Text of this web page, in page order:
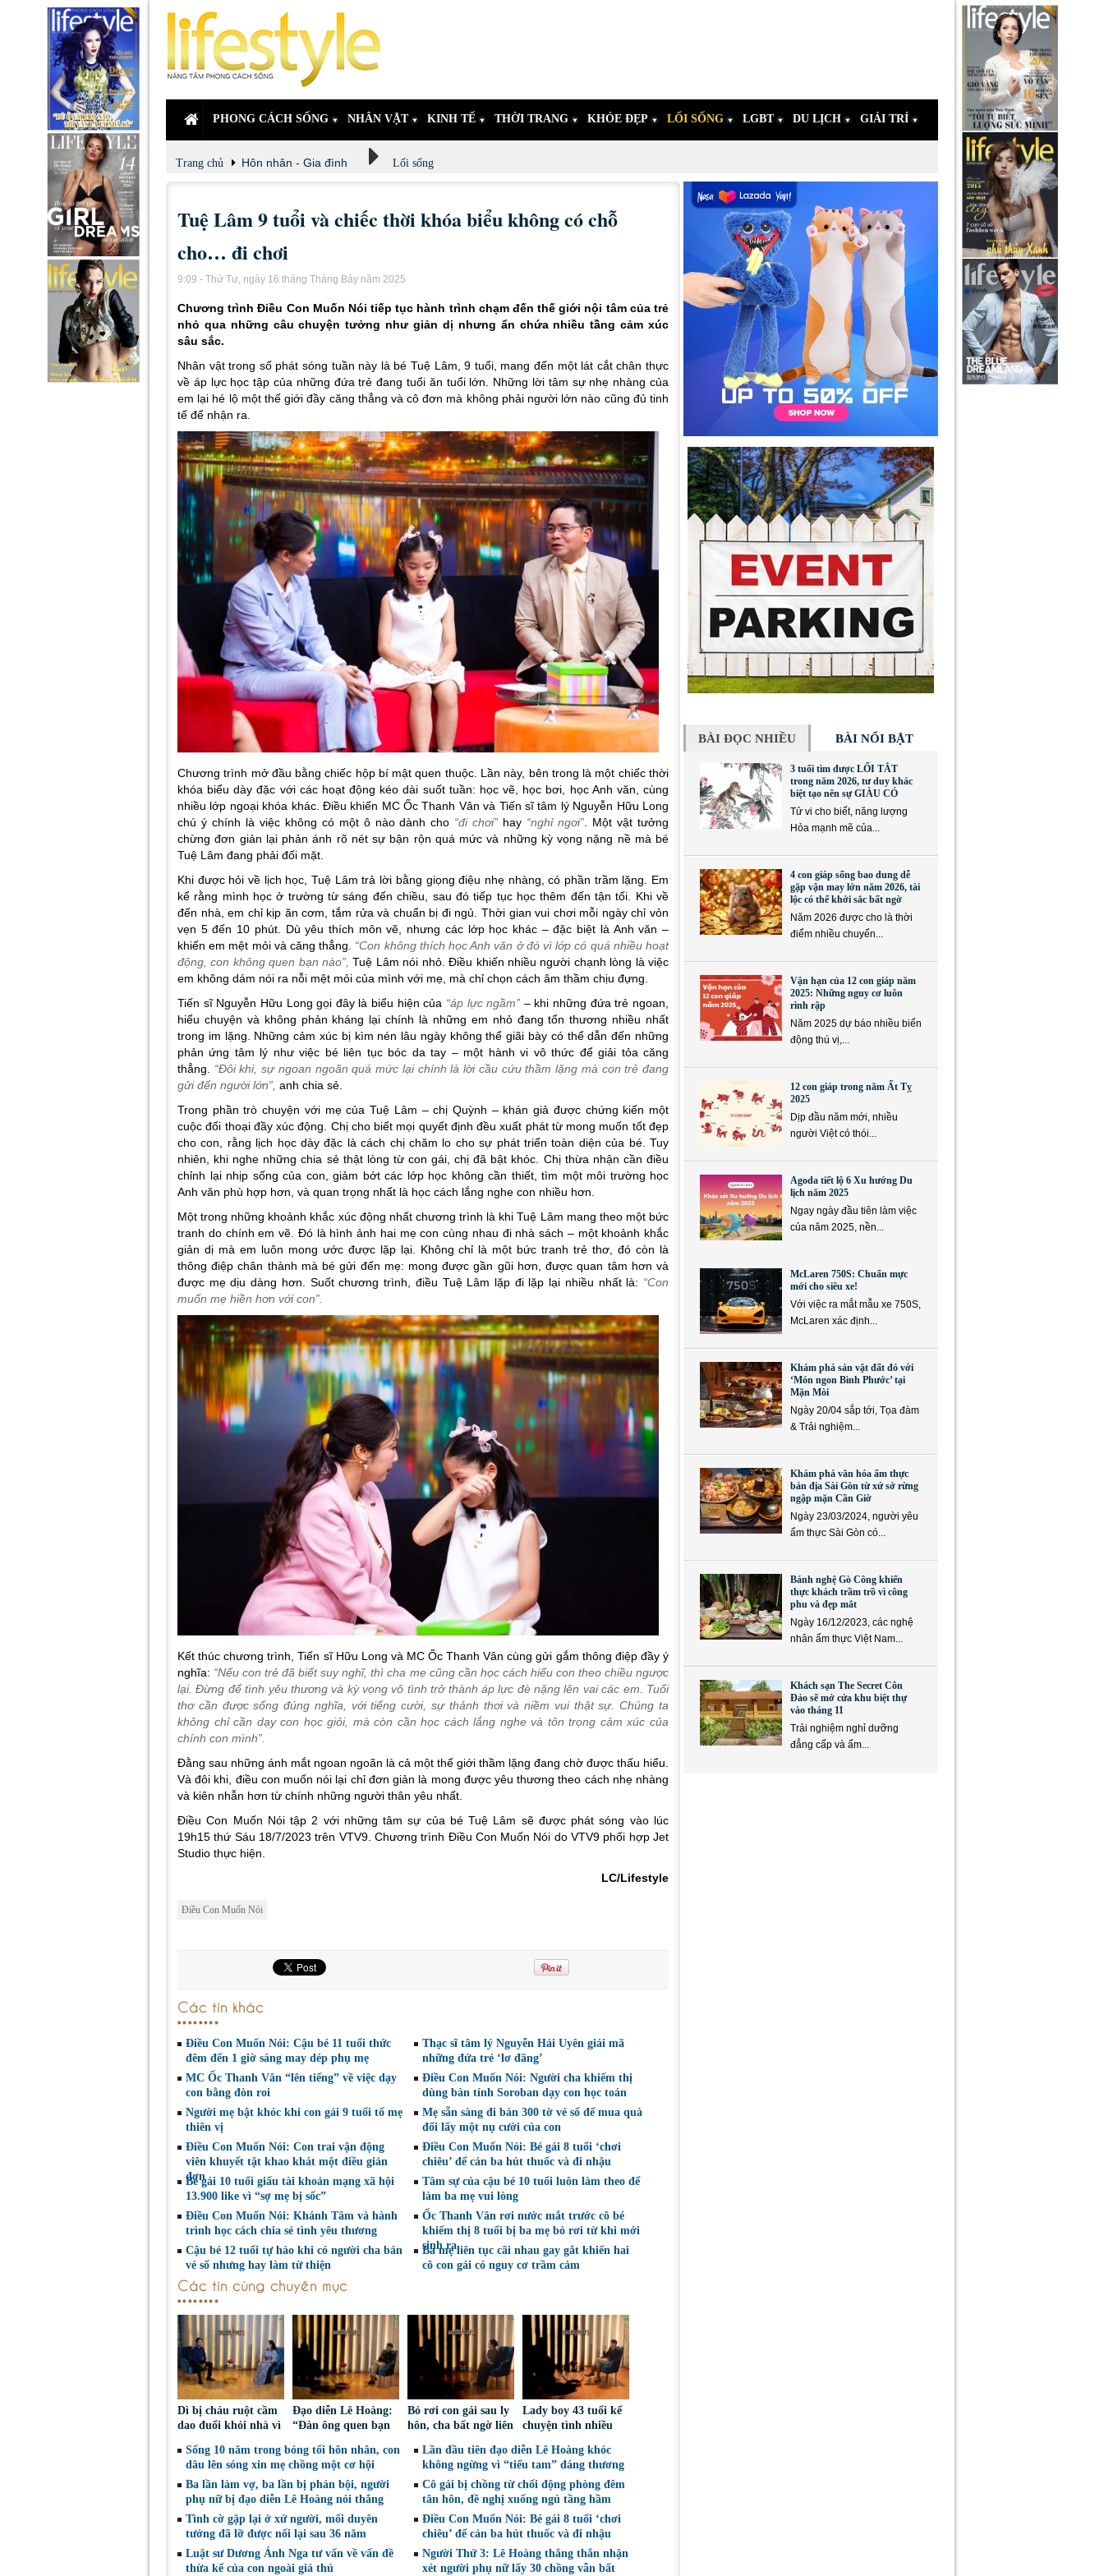
PHONG CÁCH SỐNG NHÂN VẬT KINH TẾ THỜI TRANG KHỎE ĐẸP LỐI SỐNG LGBT DU LỊCH GIẢI TRÍ
Trang chủ Hôn nhân - Gia đình Lối sống
Tuệ Lâm 9 tuổi và chiếc thời khóa biểu không có chỗ
cho… đi chơi
9:09 - Thứ Tư, ngày 16 tháng Tháng Bảy năm 2025
Chương trình Điều Con Muốn Nói tiếp tục hành trình chạm đến thế giới nội tâm của trẻ
nhỏ qua những câu chuyện tưởng như giản dị nhưng ẩn chứa nhiều tầng cảm xúc
sâu sắc.
Nhân vật trong số phát sóng tuần này là bé Tuệ Lâm, 9 tuổi, mang đến một lát cắt chân thực
về áp lực học tập của những đứa trẻ đang tuổi ăn tuổi lớn. Những lời tâm sự nhẹ nhàng của
em lại hé lộ một thế giới đầy căng thẳng và cô đơn mà không phải người lớn nào cũng đủ tinh
tế để nhận ra.
Chương trình mở đầu bằng chiếc hộp bí mật quen thuộc. Lần này, bên trong là một chiếc thời
khóa biểu dày đặc với các hoạt động kéo dài suốt tuần: học vẽ, học bơi, học Anh văn, cùng
nhiều lớp ngoại khóa khác. Điều khiến MC Ốc Thanh Vân và Tiến sĩ tâm lý Nguyễn Hữu Long
chú ý chính là việc không có một ô nào dành cho “đi chơi” hay “nghỉ ngơi” . Một vật tưởng
chừng đơn giản lại phản ánh rõ nét sự bận rộn quá mức và những kỳ vọng nặng nề mà bé
Tuệ Lâm đang phải đối mặt.
Khi được hỏi về lịch học, Tuệ Lâm trả lời bằng giọng điệu nhẹ nhàng, có phần trầm lặng. Em
kể rằng mình học ở trường từ sáng đến chiều, sau đó tiếp tục học thêm đến tận tối. Khi về
đến nhà, em chỉ kịp ăn cơm, tắm rửa và chuẩn bị đi ngủ. Thời gian vui chơi mỗi ngày chỉ vỏn
vẹn 5 đến 10 phút. Dù yêu thích môn vẽ, nhưng các lớp học khác – đặc biệt là Anh văn –
khiến em mệt mỏi và căng thẳng.
“Con không thích học Anh văn ở đó vì lớp có quá nhiều hoạt
động, con không quen bạn nào”,Tuệ Lâm nói nhỏ. Điều khiến nhiều người chạnh lòng là việc
em không dám nói ra nỗi mệt mỏi của mình với mẹ, mà chỉ chọn cách âm thầm chịu đựng.
Tiến sĩ Nguyễn Hữu Long gọi đây là biểu hiện của “áp lực ngầm” – khi những đứa trẻ ngoan,
hiểu chuyện và không phản kháng lại chính là những em nhỏ đang tổn thương nhiều nhất
trong im lặng. Những cảm xúc bị kìm nén lâu ngày không thể giãi bày có thể dẫn đến những
phản ứng tâm lý như việc bé liên tục bóc da tay – một hành vi vô thức để giải tỏa căng
thẳng. “Đôi khi, sự ngoan ngoãn quá mức lại chính là lời cầu cứu thầm lặng mà con trẻ đang
gửi đến người lớn”, anh chia sẻ.
Trong phần trò chuyện với mẹ của Tuệ Lâm – chị Quỳnh – khán giả được chứng kiến một
cuộc đối thoại đầy xúc động. Chị cho biết mọi quyết định đều xuất phát từ mong muốn tốt đẹp
cho con, rằng lịch học dày đặc là cách chị chăm lo cho sự phát triển toàn diện của bé. Tuy
nhiên, khi nghe những chia sẻ thật lòng từ con gái, chị đã bật khóc. Chị thừa nhận cần điều
chỉnh lại nhịp sống của con, giảm bớt các lớp học không cần thiết, tìm một môi trường học
Anh văn phù hợp hơn, và quan trọng nhất là học cách lắng nghe con nhiều hơn.
Một trong những khoảnh khắc xúc động nhất chương trình là khi Tuệ Lâm mang theo một bức
tranh do chính em vẽ. Đó là hình ảnh hai mẹ con cùng nhau đi nhà sách – một khoảnh khắc
giản dị mà em luôn mong ước được lặp lại. Không chỉ là một bức tranh trẻ thơ, đó còn là
thông điệp chân thành mà bé gửi đến mẹ: mong được gần gũi hơn, được quan tâm hơn và
được mẹ dịu dàng hơn. Suốt chương trình, điều Tuệ Lâm lặp đi lặp lại nhiều nhất là: “Con
muốn mẹ hiền hơn với con”.
Kết thúc chương trình, Tiến sĩ Hữu Long và MC Ốc Thanh Vân cùng gửi gắm thông điệp đầy ý
nghĩa: “Nếu con trẻ đã biết suy nghĩ, thì cha mẹ cũng cần học cách hiểu con theo chiều ngược
lại. Đừng để tình yêu thương và kỳ vọng vô tình trở thành áp lực đè nặng lên vai các em. Tuổi
thơ cần được sống đúng nghĩa, với tiếng cười, sự thảnh thơi và niềm vui thật sự. Chúng ta
không chỉ cần dạy con học giỏi, mà còn cần học cách lắng nghe và tôn trọng cảm xúc của
chính con mình”.
Đằng sau những ánh mắt ngoan ngoãn là cả một thế giới thầm lặng đang chờ được thấu hiểu.
Và đôi khi, điều con muốn nói lại chỉ đơn giản là mong được yêu thương theo cách nhẹ nhàng
và kiên nhẫn hơn từ chính những người thân yêu nhất.
Điều Con Muốn Nói tập 2 với những tâm sự của bé Tuệ Lâm sẽ được phát sóng vào lúc
19h15 thứ Sáu 18/7/2023 trên VTV9. Chương trình Điều Con Muốn Nói do VTV9 phối hợp Jet
Studio thực hiện.
LC/Lifestyle
Điều Con Muốn Nói
Các tin khác
Điều Con Muốn Nói: Cậu bé 11 tuổi thức
đêm đến 1 giờ sáng may dép phụ mẹ
Thạc sĩ tâm lý Nguyễn Hải Uyên giải mã
những đứa trẻ ‘lơ đãng’
MC Ốc Thanh Vân “lên tiếng” về việc dạy
con bằng đòn roi
Điều Con Muốn Nói: Người cha khiếm thị
dùng bàn tính Soroban dạy con học toán
Người mẹ bật khóc khi con gái 9 tuổi tố mẹ
thiên vị
Mẹ sẵn sàng đi bán 300 tờ vé số để mua quà
đổi lấy một nụ cười của con
Điều Con Muốn Nói: Con trai vận động
viên khuyết tật khao khát một điều giản
đơn
Điều Con Muốn Nói: Bé gái 8 tuổi ‘chơi
chiêu’ để cản ba hút thuốc và đi nhậu
Bé gái 10 tuổi giấu tài khoản mạng xã hội
13.900 like vì “sợ mẹ bị sốc”
Tâm sự của cậu bé 10 tuổi luôn làm theo để
làm ba mẹ vui lòng
Điều Con Muốn Nói: Khánh Tâm và hành
trình học cách chia sẻ tình yêu thương
Ốc Thanh Vân rơi nước mắt trước cô bé
khiếm thị 8 tuổi bị ba mẹ bỏ rơi từ khi mới
sinh ra
Cậu bé 12 tuổi tự hào khi có người cha bán
vé số nhưng hay làm từ thiện
Ba mẹ liên tục cãi nhau gay gắt khiến hai
cô con gái có nguy cơ trầm cảm
Các tin cùng chuyên mục
Dì bị cháu ruột cầm
dao đuổi khỏi nhà vì
hương hỏa
Đạo diễn Lê Hoàng:
“Đàn ông quen bạn
cưới thì hỏng bét
rồi”
Bỏ rơi con gái sau ly
hôn, cha bất ngờ liên
tụng cấp dưỡng
Lady boy 43 tuổi kể
chuyện tình nhiều
từng mất niềm tin
vào tình yêu
Sống 10 năm trong bóng tối hôn nhân, con
dâu lên sóng xin mẹ chồng một cơ hội
Lần đầu tiên đạo diễn Lê Hoàng khóc
không ngừng vì “tiểu tam” đáng thương
Ba lần làm vợ, ba lần bị phản bội, người
phụ nữ bị đạo diễn Lê Hoàng nói thẳng
Cô gái bị chồng từ chối động phòng đêm
tân hôn, đề nghị xuống ngủ tầng hầm
Tình cờ gặp lại ở xứ người, mối duyên
tưởng đã lỡ được nối lại sau 36 năm
Điều Con Muốn Nói: Bé gái 8 tuổi ‘chơi
chiêu’ để cản ba hút thuốc và đi nhậu
Luật sư Dương Ánh Nga tư vấn về vấn đề
thừa kế của con ngoài giá thú
Người Thứ 3: Lê Hoàng thẳng thắn nhận
xét người phụ nữ lấy 30 chồng vẫn bất
BÀI ĐỌC NHIỀU BÀI NỔI BẬT
3 tuổi tìm được LỐI TẮT
trong năm 2026, tư duy khác
biệt tạo nên sự GIÀU CÓ
Tử vi cho biết, năng lượng
Hỏa mạnh mẽ của...
4 con giáp sống bao dung dễ
gặp vận may lớn năm 2026, tài
lộc có thể khởi sắc bất ngờ
Năm 2026 được cho là thời
điểm nhiều chuyển...
Vận hạn của 12 con giáp năm
2025: Những nguy cơ luôn
rình rập
Năm 2025 dự báo nhiều biến
động thú vị,...
12 con giáp trong năm Ất Tỵ
2025
Dịp đầu năm mới, nhiều
người Việt có thói...
Agoda tiết lộ 6 Xu hướng Du
lịch năm 2025
Ngay ngày đầu tiên làm việc
của năm 2025, nền...
McLaren 750S: Chuẩn mực
mới cho siêu xe!
Với việc ra mắt mẫu xe 750S,
McLaren xác định...
Khám phá sản vật đất đỏ với
‘Món ngon Bình Phước’ tại
Mặn Mòi
Ngày 20/04 sắp tới, Tọa đàm
& Trải nghiệm...
Khám phá văn hóa ẩm thực
bản địa Sài Gòn từ xứ sở rừng
ngập mặn Cần Giờ
Ngày 23/03/2024, người yêu
ẩm thực Sài Gòn có...
Bánh nghệ Gò Công khiến
thực khách trầm trồ vì công
phu và đẹp mắt
Ngày 16/12/2023, các nghệ
nhân ẩm thực Việt Nam...
Khách sạn The Secret Côn
Đảo sẽ mở cửa khu biệt thự
vào tháng 11
Trải nghiệm nghỉ dưỡng
đẳng cấp và ẩm...